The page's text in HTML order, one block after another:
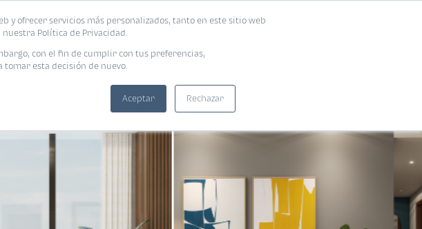
y ofrecer servicios más personalizados, tanto en este sitio web
nuestra Política de Privacidad.
con el fin de cumplir con tus preferencias,
tomar esta decisión de nuevo.
Aceptar Rechazar
Blog Encuentra tu vivienda ideal